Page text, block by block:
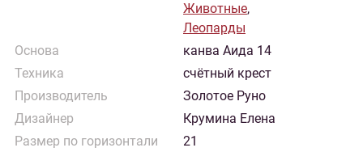
Животные,
Леопарды
Основа
канва Аида 14
Техника
счётный крест
Производитель
Золотое Руно
Дизайнер
Крумина Елена
Размер по горизонтали
21